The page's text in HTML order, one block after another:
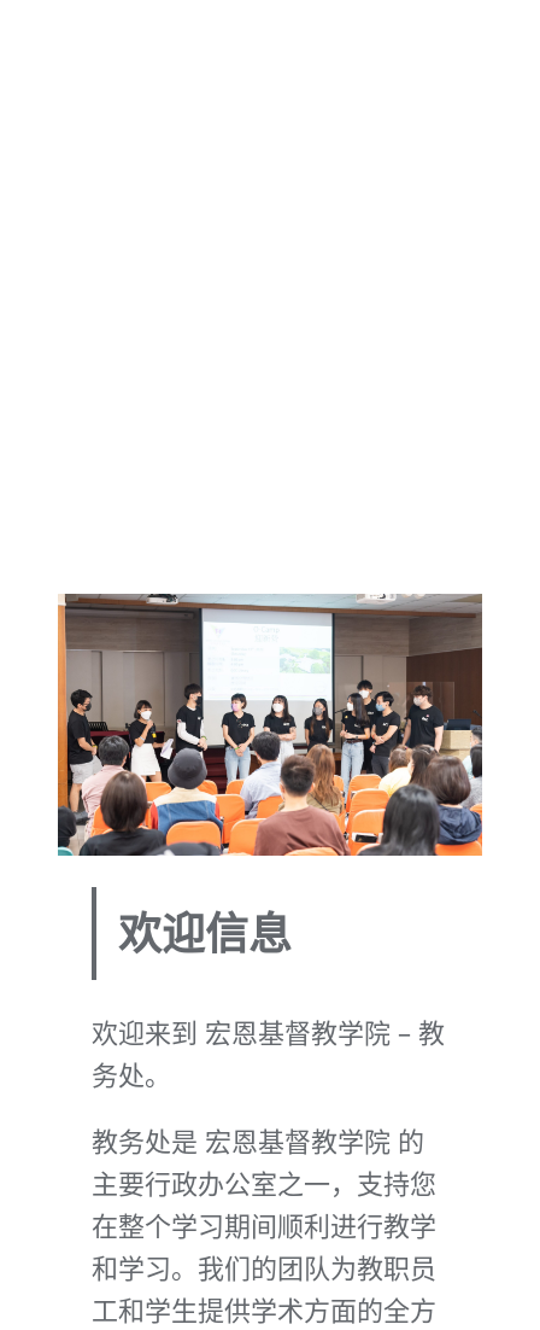
欢迎信息
欢迎来到 宏恩基督教学院 – 教
务处。
教务处是 宏恩基督教学院 的
主要行政办公室之一，支持您
在整个学习期间顺利进行教学
和学习。我们的团队为教职员
工和学生提供学术方面的全方